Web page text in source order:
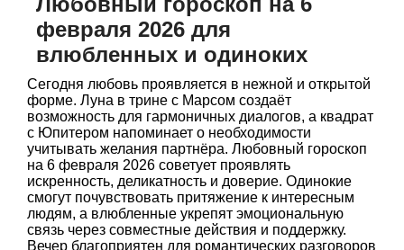
февраля 2026 для
влюбленных и одиноких
Сегодня любовь проявляется в нежной и открытой
форме. Луна в трине с Марсом создаёт
возможность для гармоничных диалогов, а квадрат
с Юпитером напоминает о необходимости
учитывать желания партнёра. Любовный гороскоп
на 6 февраля 2026 советует проявлять
искренность, деликатность и доверие. Одинокие
смогут почувствовать притяжение к интересным
людям, а влюбленные укрепят эмоциональную
связь через совместные действия и поддержку.
Вечер благоприятен для романтических разговоров